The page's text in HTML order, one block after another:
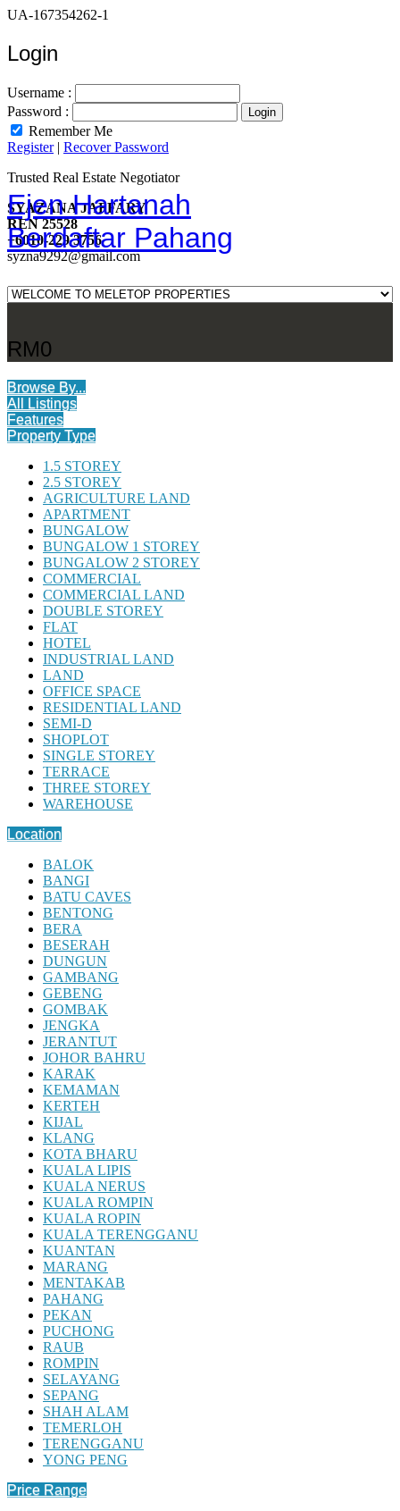
UA-167354262-1
Login
Username :
Password :
Remember Me
Register| Recover Password
Ejen Hartanah
Berdaftar Pahang
Trusted Real Estate Negotiator
SYAZANA JAFFARY
REN 25528
+6010-229 3756
syzna9292@gmail.com
RM0
Browse By...
All Listings
Features
Property Type
1.5 STOREY
2.5 STOREY
AGRICULTURE LAND
APARTMENT
BUNGALOW
BUNGALOW 1 STOREY
BUNGALOW 2 STOREY
COMMERCIAL
COMMERCIAL LAND
DOUBLE STOREY
FLAT
HOTEL
INDUSTRIAL LAND
LAND
OFFICE SPACE
RESIDENTIAL LAND
SEMI-D
SHOPLOT
SINGLE STOREY
TERRACE
THREE STOREY
WAREHOUSE
Location
BALOK
BANGI
BATU CAVES
BENTONG
BERA
BESERAH
DUNGUN
GAMBANG
GEBENG
GOMBAK
JENGKA
JERANTUT
JOHOR BAHRU
KARAK
KEMAMAN
KERTEH
KIJAL
KLANG
KOTA BHARU
KUALA LIPIS
KUALA NERUS
KUALA ROMPIN
KUALA ROPIN
KUALA TERENGGANU
KUANTAN
MARANG
MENTAKAB
PAHANG
PEKAN
PUCHONG
RAUB
ROMPIN
SELAYANG
SEPANG
SHAH ALAM
TEMERLOH
TERENGGANU
YONG PENG
Price Range